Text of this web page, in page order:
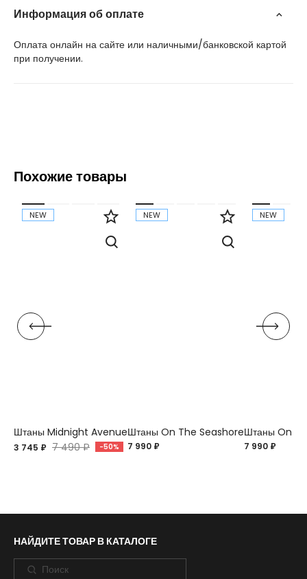
Информация об оплате
Оплата онлайн на сайте или наличными/банковской картой
при получении.
Похожие товары
NEW
Штаны Midnight Avenue
3 745 ₽ 7 490 ₽ -50%
NEW
Штаны On The Seashore
7 990 ₽
NEW
Штаны On
7 990 ₽
НАЙДИТЕ ТОВАР В КАТАЛОГЕ